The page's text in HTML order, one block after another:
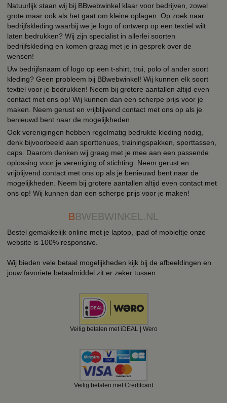
Natuurlijk staan wij bij BBwebwinkel klaar voor bedrijven, zowel
grote maar ook als het gaat om kleine oplagen. Op zoek naar
bedrijfskleding waarbij we je logo of ontwerp op een textiel wilt
laten bedrukken? Wij zijn specialist in allerlei soorten
bedrijfskleding en komen graag met je in gesprek over de
wensen!
Uw bedrijfsnaam of logo op een t-shirt, trui, polo of ander soort
kleding? Geen probleem bij BBwebwinkel! Wij kunnen elk soort
textiel voor je bedrukken! Neem bij grotere aantallen altijd even
contact met ons op! Wij kunnen dan een scherpe prijs voor je
maken. Neem gerust en vrijblijvend contact met ons op als je
benieuwd bent naar de mogelijkheden.
Ook verenigingen hebben regelmatig bedrukte kleding nodig,
denk bijvoorbeeld aan sporttenues, trainingspakken, sporttassen,
caps. Daarom denken wij graag met je mee aan een passende
oplossing voor je vereniging of stichting. Neem gerust en
vrijblijvend contact met ons op als je benieuwd bent naar de
mogelijkheden. Neem bij grotere aantallen altijd even contact met
ons op! Wij kunnen dan een scherpe prijs voor je maken!
BBWEBWINKEL.NL
Bestel gemakkelijk online met je laptop, ipad of mobieltje onze
website is 100% responsive.
Wij bieden vele betaal mogelijkheden kijk bij de afbeeldingen en
jouw favoriete betaalmiddel zit er zeker tussen.
Veilig betalen met iDEAL | Wero
Veilig betalen met Creditcard